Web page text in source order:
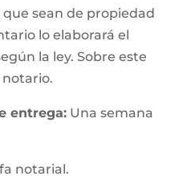
que sean de propiedad
lo elaborará el
la ley. Sobre este
entrega:Una semana
notarial.